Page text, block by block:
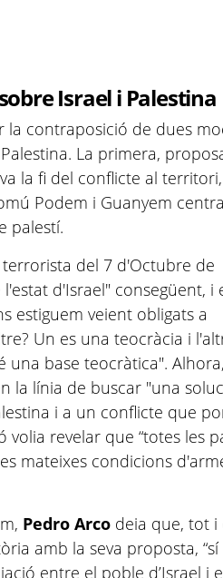
Israel i Palestina
la contraposició de dues
La primera,
la fi del conflicte al territori,
Podem i Guanyem
palestí.
del 7 d'Octubre de
d'Israel" consegüent, i
estiguem veient obligats a
Un es una teocràcia i
base teocràtica". Alhora,
la línia de buscar "una
i a un conflicte que
revelar que “totes les
mateixes condicions
Pedro Arco deia que, tot i
amb la seva proposta, “sí
entre el poble d’Israel i